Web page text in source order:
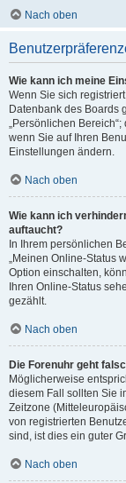
Nach oben
Wie kann ich meine
Wenn Sie sich
Datenbank des Boards
„Persönlichen
wenn Sie auf Ihren
Einstellungen ändern.
Nach oben
Wie kann ich
auftaucht?
In Ihrem persönlichen
„Meinen Online-Status
Option einschalten,
Ihren Online-Status
gezählt.
Nach oben
Die Forenuhr geht
Möglicherweise
diesem Fall sollten Sie
Zeitzone
von registrierten
sind, ist dies ein guter
Nach oben